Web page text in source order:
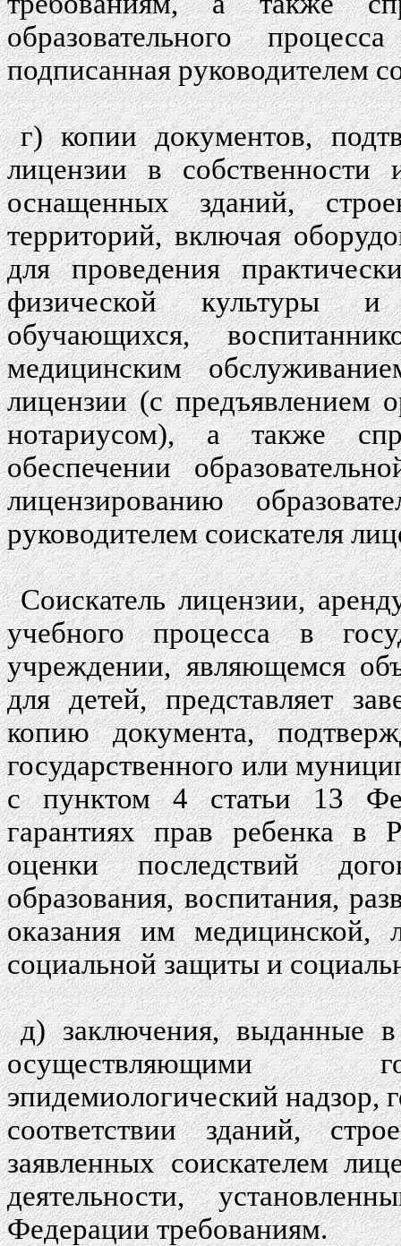
образовательного
подписанная руководителем
г) копии документов,
лицензии в
оснащенных зданий,
территорий, включая
для проведения
физической культуры и
обучающихся,
медицинским
лицензии (с предъявлением
нотариусом), а также
обеспечении
лицензированию
руководителем соискателя
Соискатель лицензии,
учебного процесса в
учреждении, являющемся
для детей, представляет
копию документа,
государственного или
с пунктом 4 статьи 13
гарантиях прав ребенка в
оценки последствий
образования, воспитания,
оказания им медицинской,
социальной защиты и
д) заключения, выданные в
осуществляющими
эпидемиологический надзор,
соответствии зданий,
заявленных соискателем
деятельности,
Федерации требованиям.